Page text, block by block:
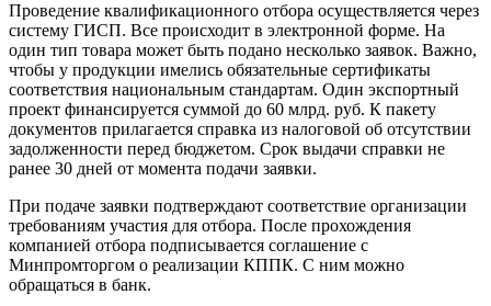
Проведение квалификационного отбора осуществляется через
систему ГИСП. Все происходит в электронной форме. На
один тип товара может быть подано несколько заявок. Важно,
чтобы у продукции имелись обязательные сертификаты
соответствия национальным стандартам. Один экспортный
проект финансируется суммой до 60 млрд. руб. К пакету
документов прилагается справка из налоговой об отсутствии
задолженности перед бюджетом. Срок выдачи справки не
ранее 30 дней от момента подачи заявки.
При подаче заявки подтверждают соответствие организации
требованиям участия для отбора. После прохождения
компанией отбора подписывается соглашение с
Минпромторгом о реализации КППК. С ним можно
обращаться в банк.